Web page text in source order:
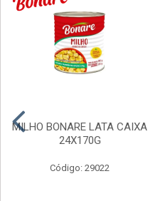
MILHO BONARE LATA CAIXA
24X170G
Código: 29022